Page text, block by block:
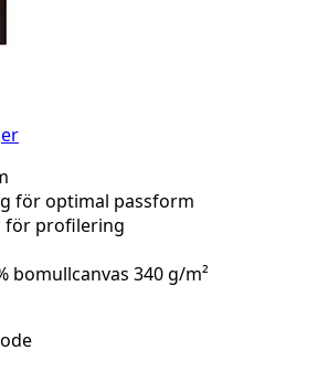
för optimal passform
för profilering
bomullcanvas 340 g/m²